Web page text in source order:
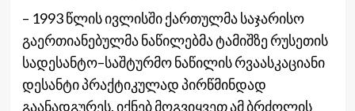
– 1993 წლის ივლისში ქართულმა საჯარისო
გაერთიანებულმა ნაწილებმა ტამიშზე რუსეთის
სადესანტო–საშტურმო ნაწილის რვაასკაციანი
დესანტი პრაქტიკულად პირწმინდად
გაანადგურეს. იქნებ მოგვიყვეთ ამ ბრძოლის